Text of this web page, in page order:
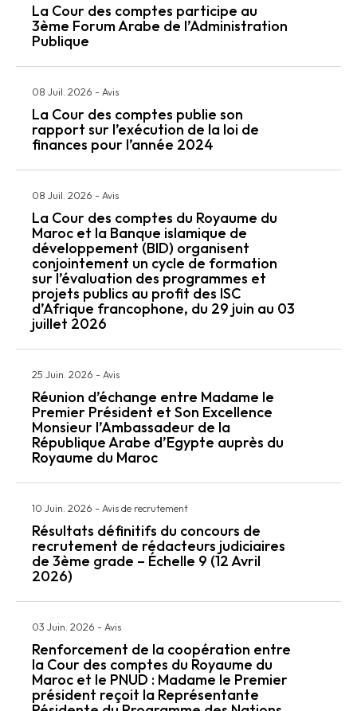
La Cour des comptes participe au
3ème Forum Arabe de l’Administration
Publique
08 Juil. 2026 - Avis
La Cour des comptes publie son
rapport sur l’exécution de la loi de
finances pour l’année 2024
08 Juil. 2026 - Avis
La Cour des comptes du Royaume du
Maroc et la Banque islamique de
développement (BID) organisent
conjointement un cycle de formation
sur l’évaluation des programmes et
projets publics au profit des ISC
d’Afrique francophone, du 29 juin au 03
juillet 2026
25 Juin. 2026 - Avis
Réunion d’échange entre Madame le
Premier Président et Son Excellence
Monsieur l’Ambassadeur de la
République Arabe d’Egypte auprès du
Royaume du Maroc
10 Juin. 2026 - Avis de recrutement
Résultats définitifs du concours de
recrutement de rédacteurs judiciaires
de 3ème grade – Échelle 9 (12 Avril
2026)
03 Juin. 2026 - Avis
Renforcement de la coopération entre
la Cour des comptes du Royaume du
Maroc et le PNUD : Madame le Premier
président reçoit la Représentante